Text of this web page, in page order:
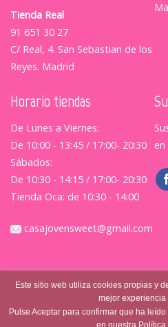
Tienda Real
91 651 30 27
C/ Real, 4. San Sebastian de los
Reyes. Madrid
Horario tiendas
De Lunes a Viernes:
De 10:00 - 13:45 / 17:00- 20:30
Sábados:
De 10:30 - 14:15 / 17:00- 20:30
Tienda Oca: de 10:30 - 14:00
en
casajovensweet@gmail.com
Este sitio web utiliza cookies propias y
mejor experiencia
Pulse Aceptar para confirmar que ha
en nuestra Política